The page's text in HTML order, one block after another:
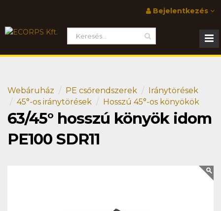
Bejelentkezés
Webáruház PE csőrendszerek
Iránytörések
45°-os iránytörések
Hosszú 45°-os könyökök
63/45° hosszú könyök idom
PE100 SDR11